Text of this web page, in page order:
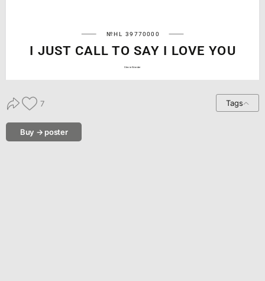
№HL 39770000
I JUST CALL TO SAY I LOVE YOU
Stevie Wonder
7 Tags
Buy → poster